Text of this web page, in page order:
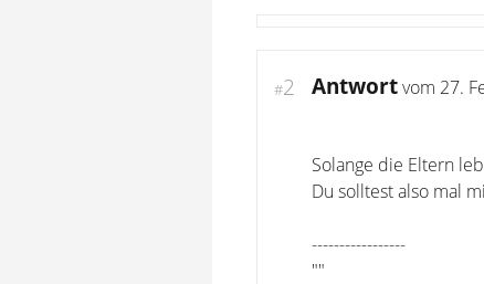
#2 Antwortvom 27.
Solange die Eltern
Du solltest also mal
-----------------
""